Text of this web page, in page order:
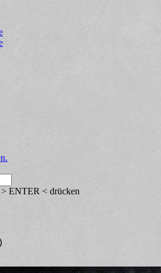
ENTER < drücken